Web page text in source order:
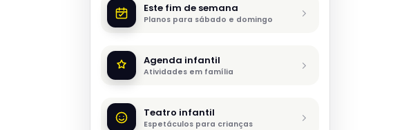
Este fim de semana
Planos para sábado e domingo
Agenda infantil
Atividades em família
Teatro infantil
Espetáculos para crianças